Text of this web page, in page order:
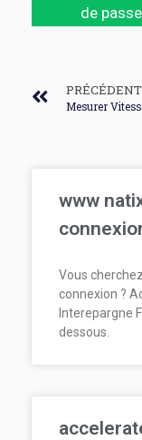
de
PRÉCÉDENT
www
Vous
connexion ?
Interepargne
dessous.